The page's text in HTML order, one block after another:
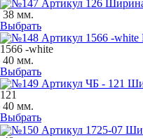
38 мм.
Выбрать
1566 -white
40 мм.
Выбрать
121
40 мм.
Выбрать